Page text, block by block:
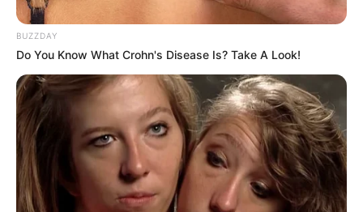
Η υπόφυση του ανθρώπινου εγκέφαλου, είναι ένας
αδένας στο μέγεθος μπιζελιού που διαγείρεται από την
BUZZDAY
Do You Know What Crohn's Disease Is? Take A Look!